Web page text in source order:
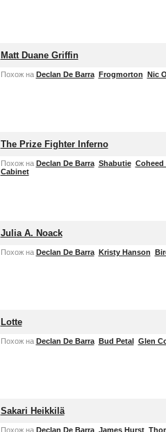
Matt Duane Griffin
Похож на Declan De Barra Frogmorton Nic
The Prize Fighter Inferno
Похож на Declan De Barra Shabutie Coheed
Cabinet
Julia A. Noack
Похож на Declan De Barra Kristy Hanson
Lotte
Похож на Declan De Barra Bud Petal Glen
Sakari Heikkilä
Похож на Declan De Barra James Hurst